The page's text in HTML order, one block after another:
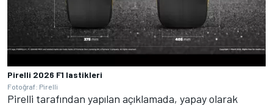
Pirelli 2026 F1 lastikleri
Fotoğraf: Pirelli
Pirelli tarafından yapılan açıklamada, yapay olarak